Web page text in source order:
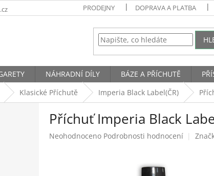
PRODEJNY DOPRAVA A PLATBA
NÁHRADNÍ DÍLY BÁZE A PŘÍCHUTĚ
Klasické Příchutě Imperia Black Label(ČR)
Příchuť Imperia Black
Průměrné
Neohodnoceno Podrobnosti hodnocení